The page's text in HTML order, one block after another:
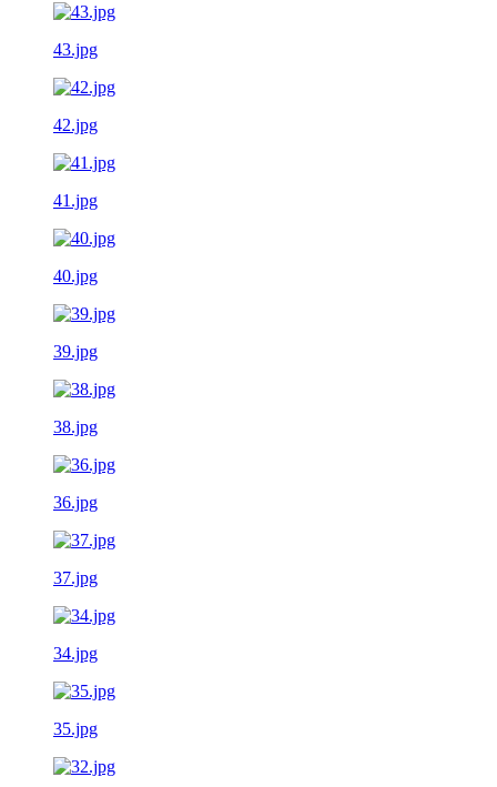
43.jpg
42.jpg
41.jpg
40.jpg
39.jpg
38.jpg
36.jpg
37.jpg
34.jpg
35.jpg